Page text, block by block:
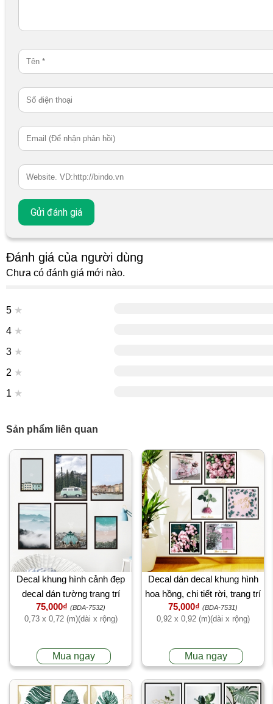
Đánh giá của người dùng
Chưa có đánh giá mới nào.
5 ★
4 ★
3 ★
2 ★
1 ★
Sản phẩm liên quan
Decal khung hình cảnh đẹp
decal dán tường trang trí
phòng ngủ, dán theo sở thích,
độc đáo tại TPHCM
75,000₫ (BDA-7532)
0,73 x 0,72 (m)(dài x rộng)
Mua ngay
Decal dán decal khung hình
hoa hồng, chi tiết rời, trang trí
quán trà sữa, đẹp ở TPHCM
75,000₫ (BDA-7531)
0,92 x 0,92 (m)(dài x rộng)
Mua ngay